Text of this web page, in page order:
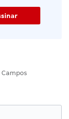
Campos